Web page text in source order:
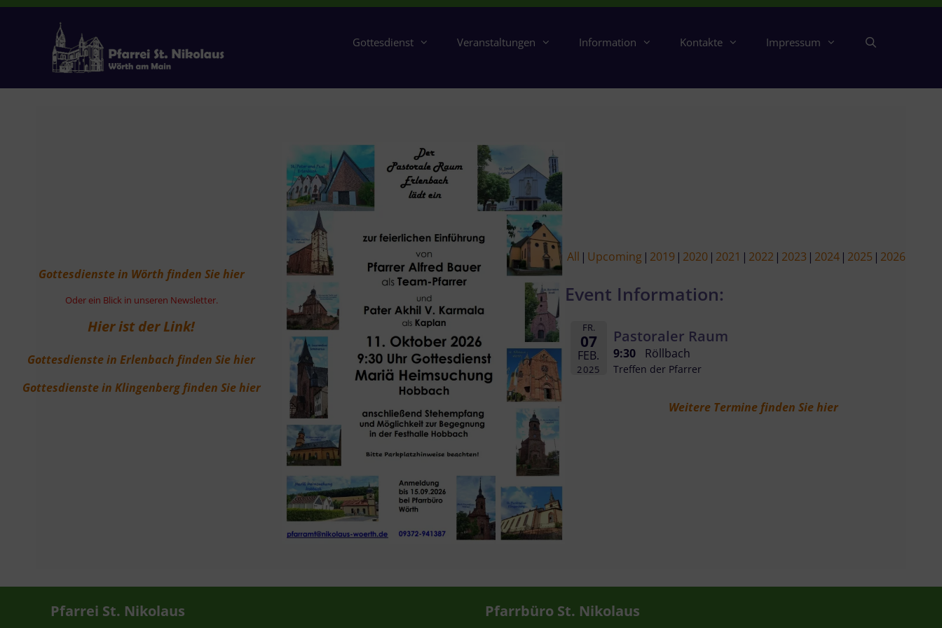
Zum
Gottesdienst Veranstaltungen Information Kontakte Impressum
Gottesdienste in Wörth finden Sie hier
Oder ein Blick in unseren Newsletter.
Hier ist der Link!
Gottesdienste in Erlenbach finden Sie hier
Gottesdienste in Klingenberg finden Sie hier
All Upcoming 2019 2020 2021 2022 2023 2024 2025 2026
Event Information:
FR.
07
FEB.
2025
Pastoraler Raum
9:30 Röllbach
Treffen der Pfarrer
Weitere Termine finden Sie hier
Pfarrei St. Nikolaus Pfarrbüro St. Nikolaus